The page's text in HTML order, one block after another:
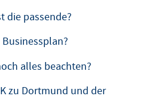
die passende?
alles beachten?
zu Dortmund und der